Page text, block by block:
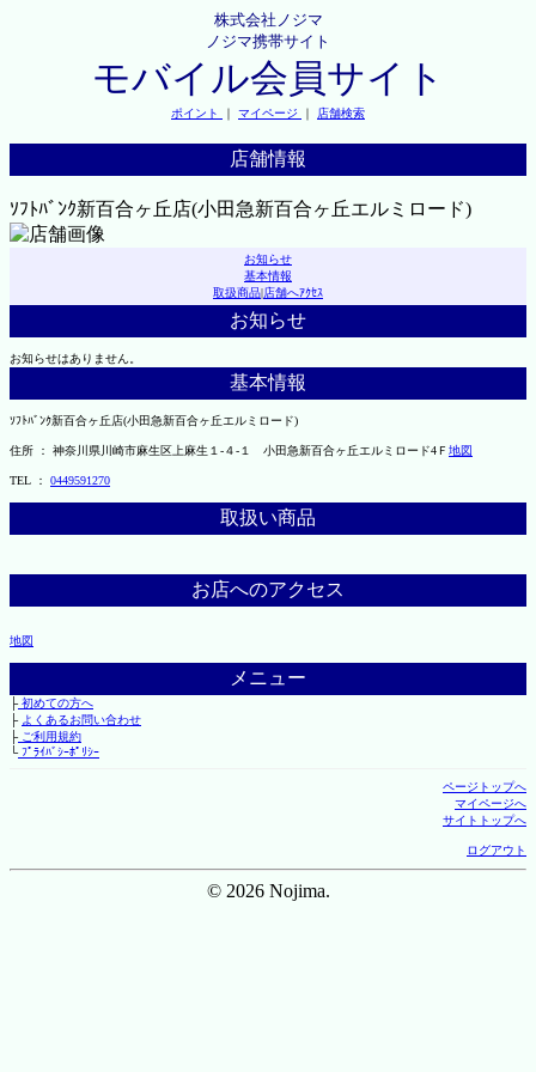
株式会社ノジマ
ノジマ携帯サイト
モバイル会員サイト
ポイント ｜ マイページ ｜ 店舗検索
店舗情報
ｿﾌﾄﾊﾞﾝｸ新百合ヶ丘店(小田急新百合ヶ丘エルミロード)
お知らせ
基本情報
取扱商品|店舗へｱｸｾｽ
お知らせ
お知らせはありません。
基本情報
ｿﾌﾄﾊﾞﾝｸ新百合ヶ丘店(小田急新百合ヶ丘エルミロード)
住所 ： 神奈川県川崎市麻生区上麻生１-４-１ 小田急新百合ヶ丘エルミロード4Ｆ 地図
TEL ： 0449591270
取扱い商品
お店へのアクセス
地図
メニュー
├初めての方へ
├ よくあるお問い合わせ
├ご利用規約
└ﾌﾟﾗｲﾊﾞｼｰﾎﾟﾘｼｰ
ページトップへ
マイページへ
サイトトップへ
ログアウト
© 2026 Nojima.